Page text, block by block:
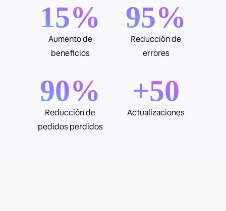
15%
Aumento de
beneficios
95%
Reducción de
errores
90%
Reducción de
pedidos perdidos
+50
Actualizaciones